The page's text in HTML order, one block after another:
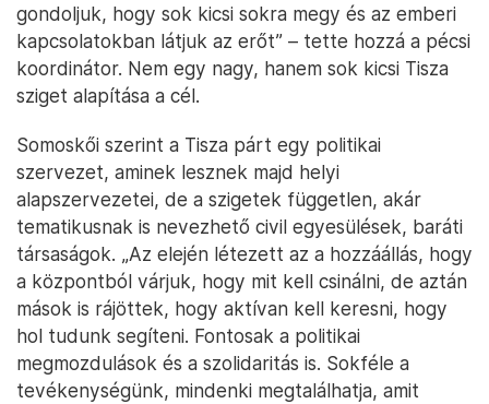
gondoljuk, hogy sok kicsi sokra megy és az emberi
kapcsolatokban látjuk az erőt” – tette hozzá a pécsi
koordinátor. Nem egy nagy, hanem sok kicsi Tisza
sziget alapítása a cél.
Somoskői szerint a Tisza párt egy politikai
szervezet, aminek lesznek majd helyi
alapszervezetei, de a szigetek független, akár
tematikusnak is nevezhető civil egyesülések, baráti
társaságok. „Az elején létezett az a hozzáállás, hogy
a központból várjuk, hogy mit kell csinálni, de aztán
mások is rájöttek, hogy aktívan kell keresni, hogy
hol tudunk segíteni. Fontosak a politikai
megmozdulások és a szolidaritás is. Sokféle a
tevékenységünk, mindenki megtalálhatja, amit